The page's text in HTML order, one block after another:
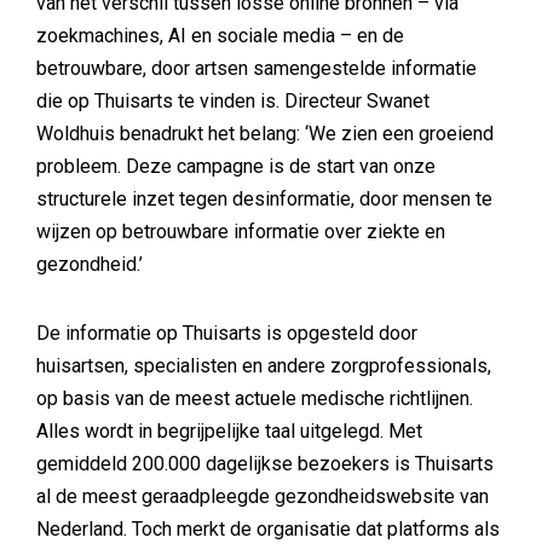
zoekmachines, AI en sociale media – en de
betrouwbare, door artsen samengestelde informatie
die op Thuisarts te vinden is. Directeur Swanet
Woldhuis benadrukt het belang: ‘We zien een groeiend
probleem. Deze campagne is de start van onze
structurele inzet tegen desinformatie, door mensen te
wijzen op betrouwbare informatie over ziekte en
gezondheid.’
De informatie op Thuisarts is opgesteld door
huisartsen, specialisten en andere zorgprofessionals,
op basis van de meest actuele medische richtlijnen.
Alles wordt in begrijpelijke taal uitgelegd. Met
gemiddeld 200.000 dagelijkse bezoekers is Thuisarts
al de meest geraadpleegde gezondheidswebsite van
Nederland. Toch merkt de organisatie dat platforms als